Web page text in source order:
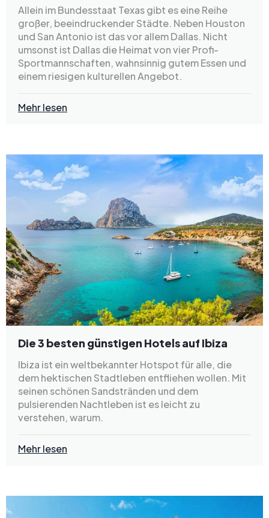
Allein im Bundesstaat Texas gibt es eine Reihe
großer, beeindruckender Städte. Neben Houston
und San Antonio ist das vor allem Dallas. Nicht
umsonst ist Dallas die Heimat von vier Profi-
Sportmannschaften, wahnsinnig gutem Essen und
einem riesigen kulturellen Angebot.
Mehr lesen
Die 3 besten günstigen Hotels auf Ibiza
Ibiza ist ein weltbekannter Hotspot für alle, die
dem hektischen Stadtleben entfliehen wollen. Mit
seinen schönen Sandstränden und dem
pulsierenden Nachtleben ist es leicht zu
verstehen, warum.
Mehr lesen